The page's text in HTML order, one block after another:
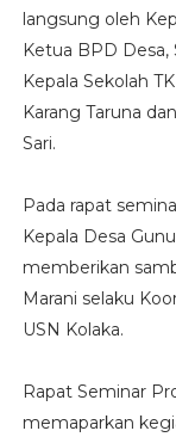
langsung oleh
Ketua BPD Desa,
Kepala Sekolah
Karang Taruna
Sari.
Pada rapat
Kepala Desa
memberikan
Marani selaku
USN Kolaka.
Rapat Seminar
memaparkan